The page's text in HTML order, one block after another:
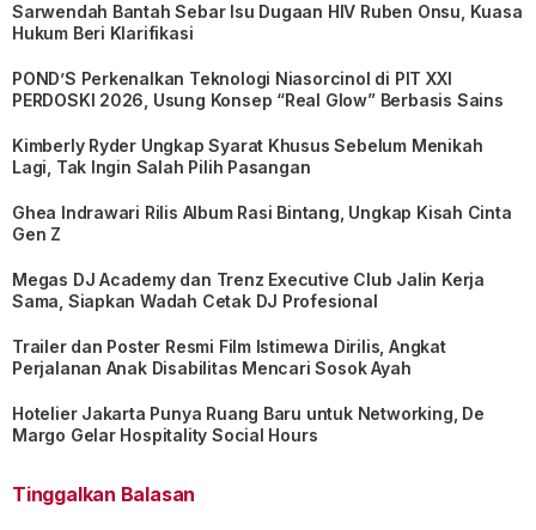
Sarwendah Bantah Sebar Isu Dugaan HIV Ruben Onsu, Kuasa
Hukum Beri Klarifikasi
POND’S Perkenalkan Teknologi Niasorcinol di PIT XXI
PERDOSKI 2026, Usung Konsep “Real Glow” Berbasis Sains
Kimberly Ryder Ungkap Syarat Khusus Sebelum Menikah
Lagi, Tak Ingin Salah Pilih Pasangan
Ghea Indrawari Rilis Album Rasi Bintang, Ungkap Kisah Cinta
Gen Z
Megas DJ Academy dan Trenz Executive Club Jalin Kerja
Sama, Siapkan Wadah Cetak DJ Profesional
Trailer dan Poster Resmi Film Istimewa Dirilis, Angkat
Perjalanan Anak Disabilitas Mencari Sosok Ayah
Hotelier Jakarta Punya Ruang Baru untuk Networking, De
Margo Gelar Hospitality Social Hours
Tinggalkan Balasan